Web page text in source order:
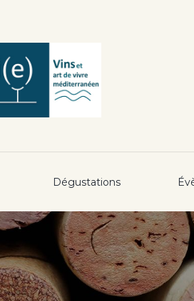
Dégustations